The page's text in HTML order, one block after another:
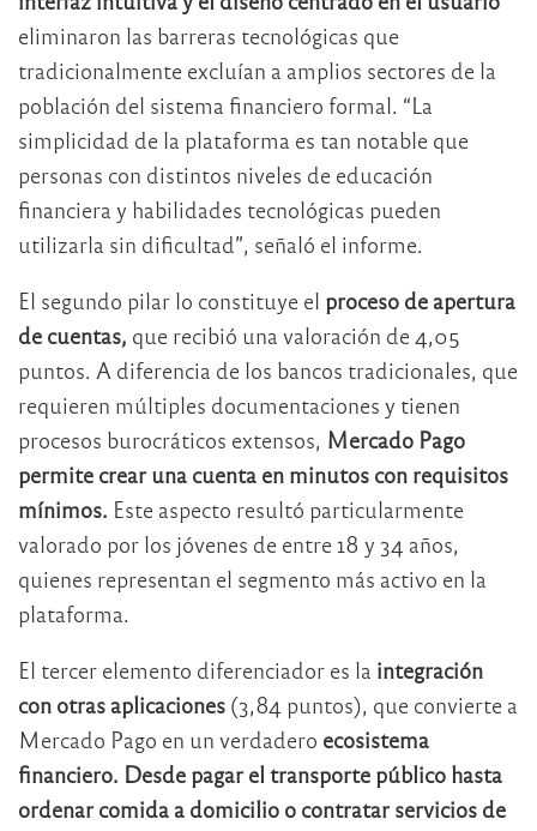
eliminaron las barreras tecnológicas que
tradicionalmente excluían a amplios sectores de la
población del sistema financiero formal. “La
simplicidad de la plataforma es tan notable que
personas con distintos niveles de educación
financiera y habilidades tecnológicas pueden
utilizarla sin dificultad”, señaló el informe.
El segundo pilar lo constituye el proceso de apertura
de cuentas, que recibió una valoración de 4,05
puntos. A diferencia de los bancos tradicionales, que
requieren múltiples documentaciones y tienen
procesos burocráticos extensos, Mercado Pago
permite crear una cuenta en minutos con requisitos
mínimos. Este aspecto resultó particularmente
valorado por los jóvenes de entre 18 y 34 años,
quienes representan el segmento más activo en la
plataforma.
El tercer elemento diferenciador es la integración
con otras aplicaciones (3,84 puntos), que convierte a
Mercado Pago en un verdadero ecosistema
financiero. Desde pagar el transporte público hasta
ordenar comida a domicilio o contratar servicios de